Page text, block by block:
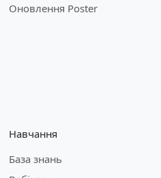
Оновлення Poster
Навчання
База знань